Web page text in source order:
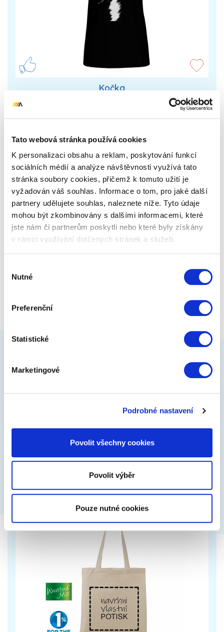
Tato webová stránka používá cookies
K personalizaci obsahu a reklam, poskytování funkcí
sociálních médií a analýze návštěvnosti využívá tato
stránka soubory cookies, přičemž k tomuto užití je
vyžadován váš souhlas. Informace o tom, pro jaké další
partnery udělujete souhlas, naleznete níže. Tyto údaje
mohou být zkombinovány s dalšími informacemi, které
jste nám či partnerům poskytli nebo které byly získány
v rámci využívání dotčených stránek a služeb.
souhlasu
Nutné
Preferenční
Statistické
Marketingové
Podrobné nastavení
Povolit všechny cookies
Povolit výběr
Pouze nutné cookies
Kočka
Tričko s potiskem, lze změnit podklad i barvu
499 Kč Zobrazit více
Tričko s vtipným potiskem, lze změnit podklad i
449 Kč Zobrazit více